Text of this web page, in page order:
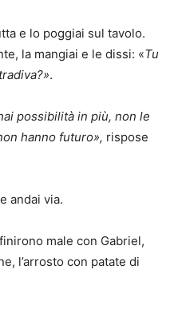
e lo poggiai sul tavolo.
la mangiai e le dissi: «Tu
.
possibilità in più, non le
hanno futuro», rispose
andai via.
male con Gabriel,
l’arrosto con patate di